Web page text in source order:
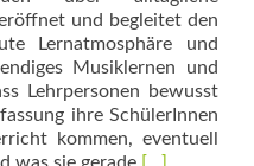
und ­begleitet den
Lernatmosphäre und
Musiklernen und
Lehrpersonen bewusst
ihre SchülerInnen
kommen, eventuell
Read